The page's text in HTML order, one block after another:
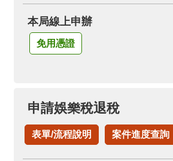
本局線上申辦
免用憑證
申請娛樂稅退稅
表單/流程說明 案件進度查詢